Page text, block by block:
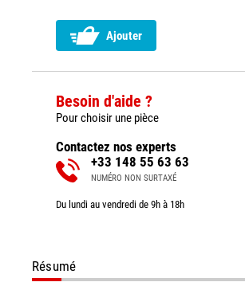
Ajouter
Besoin d'aide ?
Pour choisir une pièce
Contactez nos experts
+33 148 55 63 63
NUMÉRO NON SURTAXÉ
Du lundi au vendredi de 9h à 18h
Résumé